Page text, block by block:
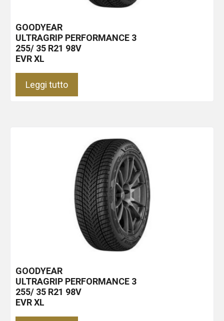
GOODYEAR
ULTRAGRIP PERFORMANCE 3
255/ 35 R21 98V
EVR XL
Leggi tutto
GOODYEAR
ULTRAGRIP PERFORMANCE 3
255/ 35 R21 98V
EVR XL